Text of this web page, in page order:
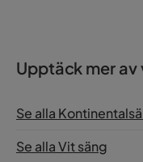
Upptäck mer
Se alla
Se alla Vit säng